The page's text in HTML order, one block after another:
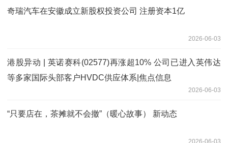
奇瑞汽车在安徽成立新股权投资公司 注册资本1亿
2026-06-03
港股异动 | 英诺赛科(02577)再涨超10% 公司已进入英伟达
等多家国际头部客户HVDC供应体系|焦点信息
2026-06-03
“只要店在，茶摊就不会撤”（暖心故事） 新动态